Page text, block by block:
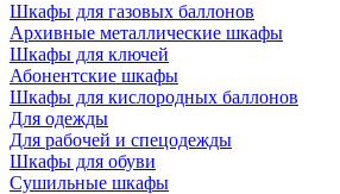
Шкафы для газовых баллонов
Архивные металлические шкафы
Шкафы для ключей
Абонентские шкафы
Шкафы для кислородных баллонов
Для одежды
Для рабочей и спецодежды
Шкафы для обуви
Сушильные шкафы